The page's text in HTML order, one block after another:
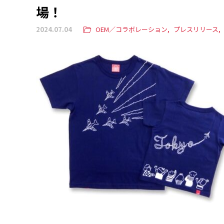
場！
2024.07.04 OEM／コラボレーション プレスリリース